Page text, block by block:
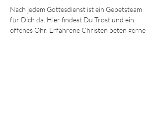
Nach jedem Gottesdienst ist ein Gebetsteam
für Dich da. Hier findest Du Trost und ein
offenes Ohr. Erfahrene Christen beten gerne